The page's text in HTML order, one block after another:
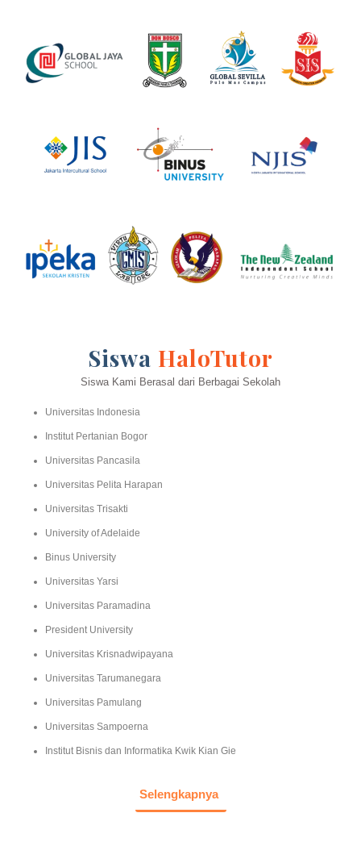
Siswa HaloTutor
Siswa Kami Berasal dari Berbagai Sekolah
Universitas Indonesia
Institut Pertanian Bogor
Universitas Pancasila
Universitas Pelita Harapan
Universitas Trisakti
University of Adelaide
Binus University
Universitas Yarsi
Universitas Paramadina
President University
Universitas Krisnadwipayana
Universitas Tarumanegara
Universitas Pamulang
Universitas Sampoerna
Institut Bisnis dan Informatika Kwik Kian Gie
Selengkapnya